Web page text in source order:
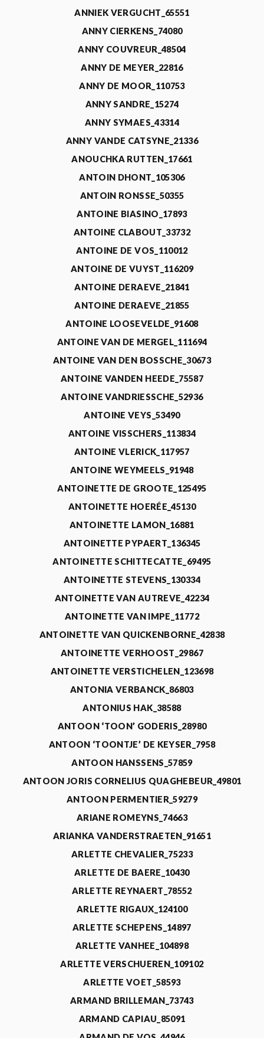
ANNIEK VERGUCHT_65551
ANNY CIERKENS_74080
ANNY COUVREUR_48504
ANNY DE MEYER_22816
ANNY DE MOOR_110753
ANNY SANDRE_15274
ANNY SYMAES_43314
ANNY VANDE CATSYNE_21336
ANOUCHKA RUTTEN_17661
ANTOIN DHONT_105306
ANTOIN RONSSE_50355
ANTOINE BIASINO_17893
ANTOINE CLABOUT_33732
ANTOINE DE VOS_110012
ANTOINE DE VUYST_116209
ANTOINE DERAEVE_21841
ANTOINE DERAEVE_21855
ANTOINE LOOSEVELDE_91608
ANTOINE VAN DE MERGEL_111694
ANTOINE VAN DEN BOSSCHE_30673
ANTOINE VANDEN HEEDE_75587
ANTOINE VANDRIESSCHE_52936
ANTOINE VEYS_53490
ANTOINE VISSCHERS_113834
ANTOINE VLERICK_117957
ANTOINE WEYMEELS_91948
ANTOINETTE DE GROOTE_125495
ANTOINETTE HOERÉE_45130
ANTOINETTE LAMON_16881
ANTOINETTE PYPAERT_136345
ANTOINETTE SCHITTECATTE_69495
ANTOINETTE STEVENS_130334
ANTOINETTE VAN AUTREVE_42234
ANTOINETTE VAN IMPE_11772
ANTOINETTE VAN QUICKENBORNE_42838
ANTOINETTE VERHOOST_29867
ANTOINETTE VERSTICHELEN_123698
ANTONIA VERBANCK_86803
ANTONIUS HAK_38588
ANTOON ‘TOON’ GODERIS_28980
ANTOON ‘TOONTJE’ DE KEYSER_7958
ANTOON HANSSENS_57859
ANTOON JORIS CORNELIUS QUAGHEBEUR_49801
ANTOON PERMENTIER_59279
ARIANE ROMEYNS_74663
ARIANKA VANDERSTRAETEN_91651
ARLETTE CHEVALIER_75233
ARLETTE DE BAERE_10430
ARLETTE REYNAERT_78552
ARLETTE RIGAUX_124100
ARLETTE SCHEPENS_14897
ARLETTE VANHEE_104898
ARLETTE VERSCHUEREN_109102
ARLETTE VOET_58593
ARMAND BRILLEMAN_73743
ARMAND CAPIAU_85091